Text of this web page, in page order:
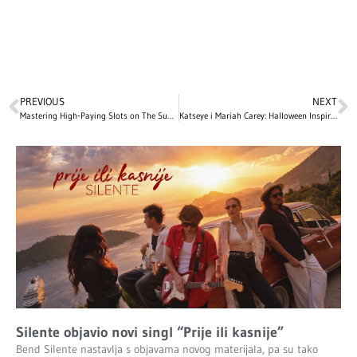
PREVIOUS NEXT
Katseye i Mariah Carey: Halloween Inspiracija iz Različitih Era
Silente objavio novi singl “Prije ili kasnije”
Bend Silente nastavlja s objavama novog materijala, pa su tako